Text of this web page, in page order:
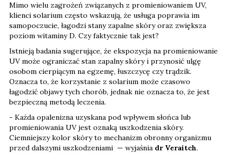
Mimo wielu zagrożeń związanych z promieniowaniem UV,
klienci solarium często wskazują, że usługa poprawia im
samopoczucie, łagodzi stany zapalne skóry oraz zwiększa
poziom witaminy D. Czy faktycznie tak jest?
Istnieją badania sugerujące, że ekspozycja na promieniowanie
UV może ograniczać stan zapalny skóry i przynosić ulgę
osobom cierpiącym na egzemę, łuszczycę czy trądzik.
Oznacza to, że korzystanie z solarium może czasowo
łagodzić objawy tych chorób, jednak nie oznacza to, że jest
bezpieczną metodą leczenia.
- Każda opalenizna uzyskana pod wpływem słońca lub
promieniowania UV jest oznaką uszkodzenia skóry.
Ciemniejszy kolor skóry to mechanizm obronny organizmu
przed dalszymi uszkodzeniami — wyjaśnia dr Veraitch.